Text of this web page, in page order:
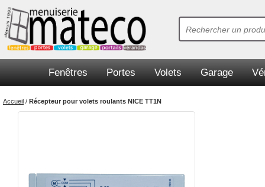
Fenêtres Portes Volets Garage
Accueil / Récepteur pour volets roulants NICE TT1N